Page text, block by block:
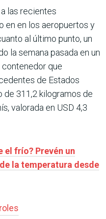
las recientes
en en los aeropuertos y
al último punto, un
la semana pasada en un
que
de Estados
311,2 kilogramos de
valorada en USD 4,3
el frío? Prevén un
la temperatura desde